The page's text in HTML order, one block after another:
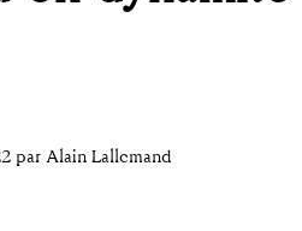
par Alain Lallemand